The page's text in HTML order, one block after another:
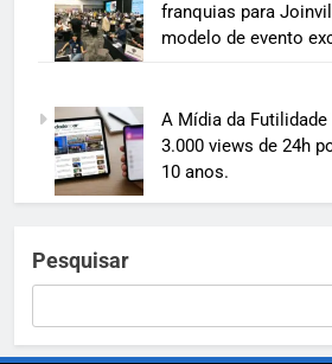
franquias para
modelo de evento
A Mídia da
3.000 views de 24h
10 anos.
Pesquisar